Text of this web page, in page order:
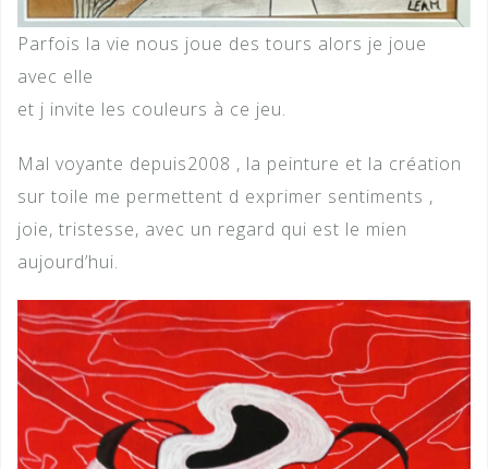
Parfois la vie nous joue des tours alors je joue
avec elle
et j invite les couleurs à ce jeu.
Mal voyante depuis2008 , la peinture et la création
sur toile me permettent d exprimer sentiments ,
joie, tristesse, avec un regard qui est le mien
aujourd’hui.